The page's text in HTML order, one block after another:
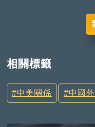
相關標籤
中美關係 中國